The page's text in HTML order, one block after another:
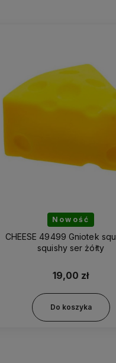
Nowość
CHEESE 49499 Gniotek
squishy ser żółty
19,00 zł
Do koszyka